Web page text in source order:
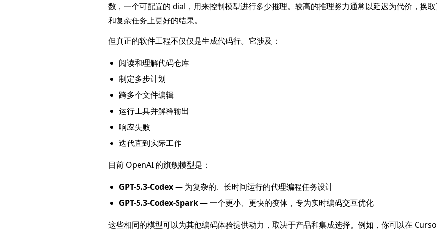
数，一个可配置的 dial，用来控制模型进行多少推理。较高的推理努力通常以延迟为代价，换
和复杂任务上更好的结果。
但真正的软件工程不仅仅是生成代码行。它涉及：
阅读和理解代码仓库
制定多步计划
跨多个文件编辑
运行工具并解释输出
响应失败
迭代直到实际工作
目前 OpenAI 的旗舰模型是：
GPT-5.3-Codex— 为复杂的、长时间运行的代理编程任务设计
GPT-5.3-Codex-Spark— 一个更小、更快的变体，专为实时编码交互优化
这些相同的模型可以为其他编码体验提供动力，取决于产品和集成选择。例如，你可以在